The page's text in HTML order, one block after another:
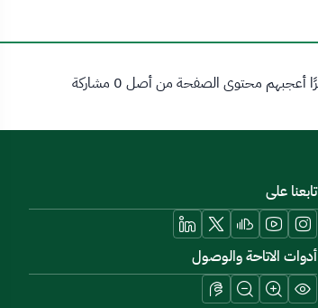
تابعنا على
أدوات الاتاحة والوصول